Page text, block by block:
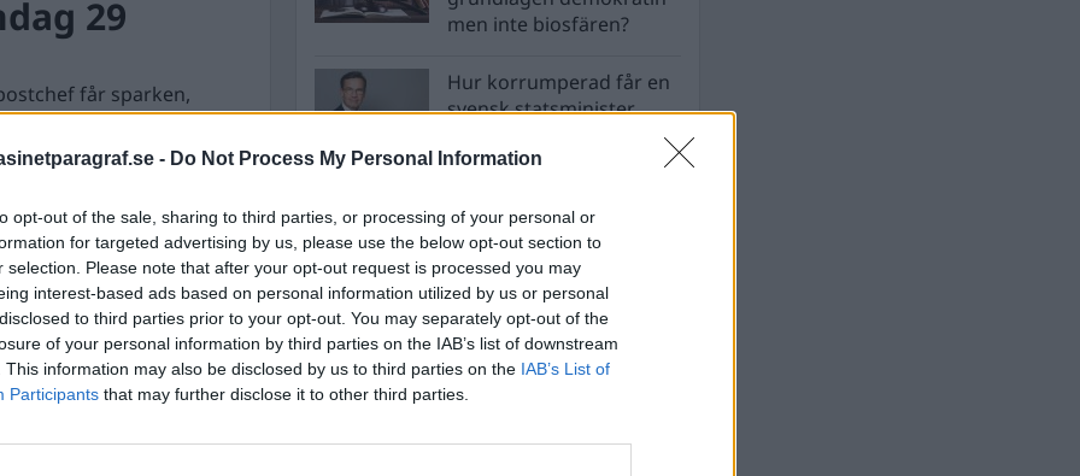
- Do Not Process My Personal Information
opt-out of the sale, sharing to third parties, or processing of your personal or
for targeted advertising by us, please use the below opt-out section to
selection. Please note that after your opt-out request is processed you may
interest-based ads based on personal information utilized by us or personal
to third parties prior to your opt-out. You may separately opt-out of the
of your personal information by third parties on the IAB’s list of downstream
This information may also be disclosed by us to third parties on the IAB’s List of
Participants that may further disclose it to other third parties.
29
får sparken,
med tolv kilo
6 oktober
för narkotika värt
rann ut, gömde fem kilo
på drottningen
men inte biosfären?
Hur korrumperad får en
svensk statsminister
STÖD OSS
Stöd Para§rafs bevakning av högerextremismen
PRENUMERERA PÅ PARA§RAFS NYHETSBREV